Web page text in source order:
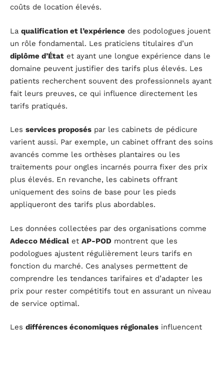
coûts de location élevés.
La qualification et l’expérience des podologues jouent
un rôle fondamental. Les praticiens titulaires d’un
diplôme d’État et ayant une longue expérience dans le
domaine peuvent justifier des tarifs plus élevés. Les
patients recherchent souvent des professionnels ayant
fait leurs preuves, ce qui influence directement les
tarifs pratiqués.
Les services proposés par les cabinets de pédicure
varient aussi. Par exemple, un cabinet offrant des soins
avancés comme les orthèses plantaires ou les
traitements pour ongles incarnés pourra fixer des prix
plus élevés. En revanche, les cabinets offrant
uniquement des soins de base pour les pieds
appliqueront des tarifs plus abordables.
Les données collectées par des organisations comme
Adecco Médical et AP-POD montrent que les
podologues ajustent régulièrement leurs tarifs en
fonction du marché. Ces analyses permettent de
comprendre les tendances tarifaires et d’adapter les
prix pour rester compétitifs tout en assurant un niveau
de service optimal.
Les différences économiques régionales influencent